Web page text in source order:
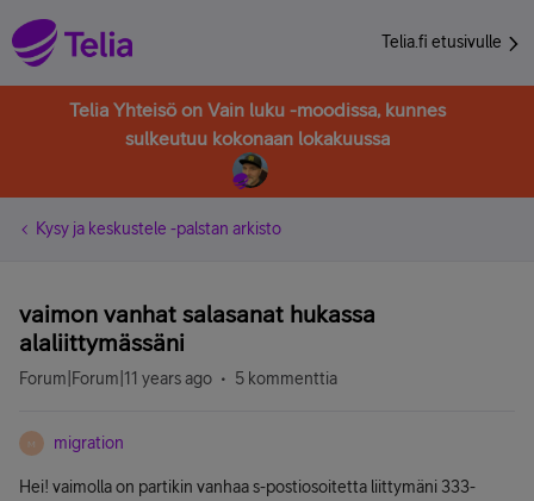
Telia.fi etusivulle
Telia Yhteisö on Vain luku -moodissa, kunnes
sulkeutuu kokonaan lokakuussa
Kysy ja keskustele -palstan arkisto
vaimon vanhat salasanat hukassa
alaliittymässäni
Forum|Forum|11 years ago 5 kommenttia
M migration
Hei! vaimolla on partikin vanhaa s-postiosoitetta liittymäni 333-